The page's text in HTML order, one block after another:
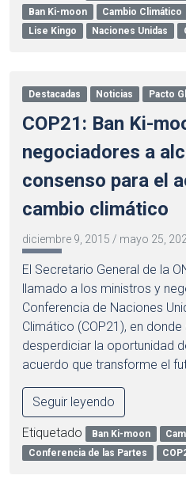
Ban Ki-moon
Cambio Climático
Lise Kingo
Naciones Unidas
Destacadas Noticias Pacto
COP21: Ban Ki-
negociadores a
consenso para el
cambio climático
diciembre 9, 2015 / mayo 25,
El Secretario General de la
llamado a los ministros y
Conferencia de Naciones
Climático (COP21), en
desperdiciar la oportunidad
acuerdo que transforme el
Seguir leyendo
Etiquetado Ban Ki-moon
Conferencia de las Partes